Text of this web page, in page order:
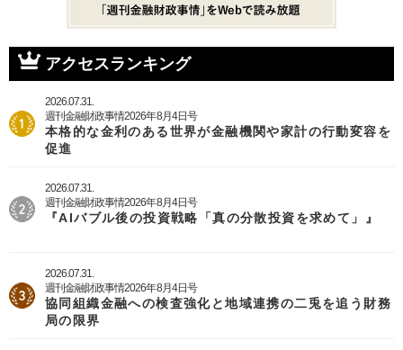
アクセスランキング
2026.07.31.
週刊金融財政事情2026年8月4日号
本格的な金利のある世界が金融機関や家計の行動変容を
促進
2026.07.31.
週刊金融財政事情2026年8月4日号
『AIバブル後の投資戦略「真の分散投資を求めて」』
2026.07.31.
週刊金融財政事情2026年8月4日号
協同組織金融への検査強化と地域連携の二兎を追う財務
局の限界